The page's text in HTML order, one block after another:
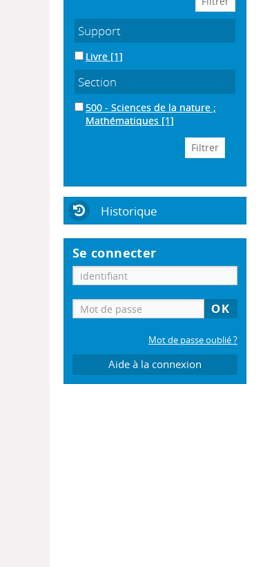
Support
Livre [1]
Section
500 - Sciences de la nature ;
Mathématiques [1]
Historique
Se connecter
Mot de passe oublié ?
Aide à la connexion